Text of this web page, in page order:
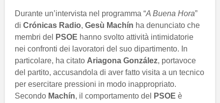
Durante un’intervista nel programma “A Buena Hora”
di Crónicas Radio, Gesù Machín ha denunciato che
membri del
PSOE hanno svolto attività intimidatorie
nei confronti dei lavoratori del suo dipartimento. In
particolare, ha citato Ariagona González, portavoce
del partito, accusandola di aver fatto visita a un tecnico
per esercitare pressioni in modo inappropriato.
Secondo Machín, il comportamento del PSOE è